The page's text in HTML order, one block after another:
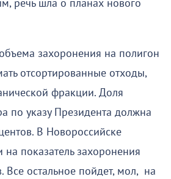
речь шла о планах нового
захоронения на полигон
отсортированные отходы,
фракции. Доля
по указу Президента должна
В Новороссийске
показатель захоронения
Все остальное пойдет, мол, на